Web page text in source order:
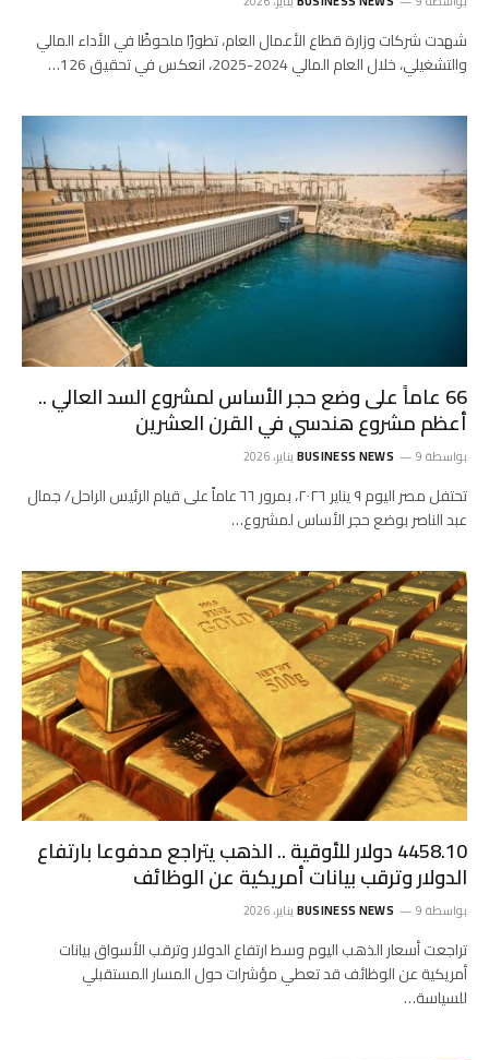
شهدت شركات وزارة قطاع الأعمال العام، تطورًا ملحوظًا في الأداء المالي
والتشغيلي، خلال العام المالي 2024-2025، انعكس في تحقيق 126…
66 عاماً على وضع حجر الأساس لمشروع السد العالي ..
أعظم مشروع هندسي في القرن العشرين
بواسطة BUSINESS NEWS 9 يناير، 2026
تحتفل مصر اليوم ٩ يناير ٢٠٢٦، بمرور ٦٦ عاماً على قيام الرئيس الراحل/ جمال
عبد الناصر بوضع حجر الأساس لمشروع…
‍4458.10 دولار للأوقية .. الذهب يتراجع مدفوعا بارتفاع
الدولار وترقب بيانات أمريكية عن الوظائف
بواسطة BUSINESS NEWS 9 يناير، 2026
تراجعت أسعار الذهب اليوم وسط ارتفاع الدولار وترقب الأسواق بيانات
أمريكية عن الوظائف قد تعطي مؤشرات حول المسار المستقبلي
للسياسة…